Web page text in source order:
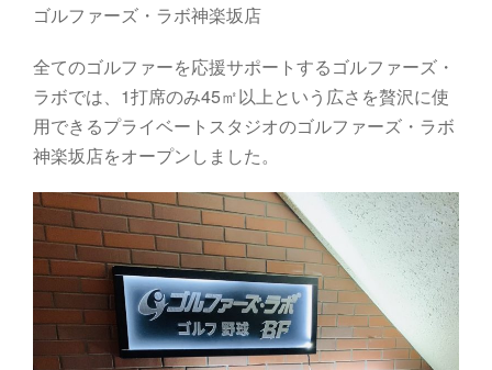
ゴルファーズ・ラボ神楽坂店
全てのゴルファーを応援サポートするゴルファーズ・
ラボでは、1打席のみ45㎡以上という広さを贅沢に使
用できるプライベートスタジオのゴルファーズ・ラボ
神楽坂店をオープンしました。